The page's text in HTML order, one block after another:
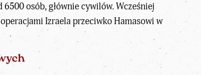
osób, głównie cywilów. Wcześniej
Izraela przeciwko Hamasowi w